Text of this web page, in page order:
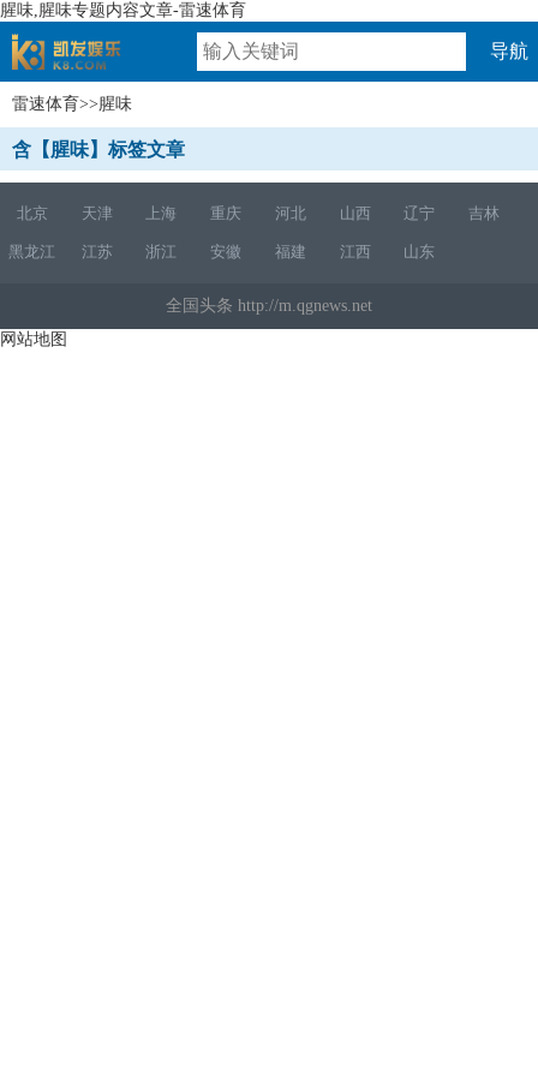
腥味,腥味专题内容文章-雷速体育
速体育
导航
雷速体育>>腥味
含【腥味】标签文章
北京 天津 上海 重庆 河北 山西 辽宁 吉林
黑龙江 江苏 浙江 安徽 福建 江西 山东
全国头条 http://m.qgnews.net
网站地图